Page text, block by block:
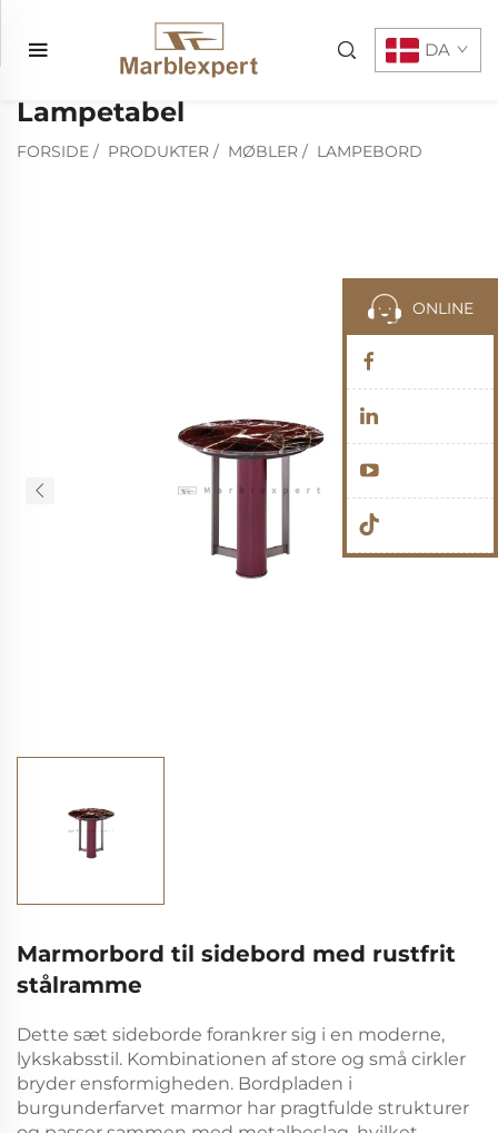
DA
Lampetabel
FORSIDE / PRODUKTER / MØBLER / LAMPEBORD
Marmorbord til sidebord med rustfrit
stålramme
Dette sæt sideborde forankrer sig i en moderne,
lykskabsstil. Kombinationen af store og små cirkler
bryder ensformigheden. Bordpladen i
burgunderfarvet marmor har pragtfulde strukturer
ONLINE